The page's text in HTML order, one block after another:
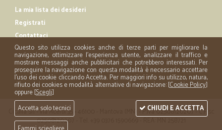
La mia lista dei desideri
Registrati
Contattaci
Cicalia srl - via Acerbi 35 - 46100 - Mantova (MN) - P.iva 02508120207 - C.Fisc
02508120207 - Tel. +39 0376 1590669 - REA: MN 258721
Questo sito utilizza cookies anche di terze parti per migliorare la
navigazione, ottimizzare l'esperienza utente, analizzare il traffico e
mostrare messaggi anche pubblicitari che potrebbero interessati. Per
proseguire la navigazione con questa modalità è necessario accettare
l'uso dei cookie cliccando Accetta. Per maggiori info su utilizzo, natura,
rifiuto dei cookies e modalità alternative di navigazione: [Cookie Policy]
oppure [Scegli]
Accetta solo tecnici
CHIUDI E ACCETTA